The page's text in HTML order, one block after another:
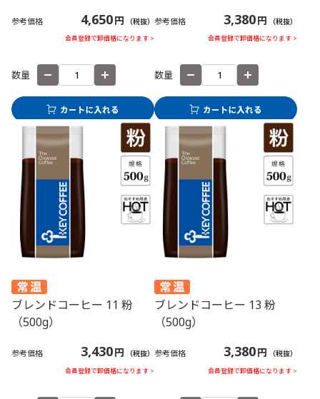
参考価格 4,650円 （税抜）
会員登録で卸価格になります >
数量
参考価格 3,380円 （税抜）
会員登録で卸価格になります >
数量
ブレンドコーヒー 11 粉
（500g）
参考価格 3,430円 （税抜）
会員登録で卸価格になります >
ブレンドコーヒー 13 粉
（500g）
参考価格 3,380円 （税抜）
会員登録で卸価格になります >